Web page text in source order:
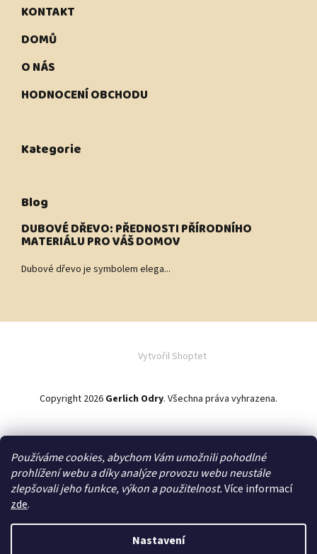
Používáme cookies, abychom Vám umožnili pohodlné
prohlížení webu a díky analýze provozu webu neustále
zlepšovali jeho funkce, výkon a použitelnost.Více informací
zde.
Nastavení
Upozorňujeme zákazníky, že odesláním objednávky na NÁBYTEK nebo
KONTAKT
DOMŮ
O NÁS
HODNOCENÍ OBCHODU
Kategorie
Blog
DUBOVÉ DŘEVO: PŘEDNOSTI PŘÍRODNÍHO
MATERIÁLU PRO VÁŠ DOMOV
Dubové dřevo je symbolem elega...
Vytvořil Shoptet
Copyright 2026 Gerlich Odry. Všechna práva vyhrazena.
Zakázková výroba